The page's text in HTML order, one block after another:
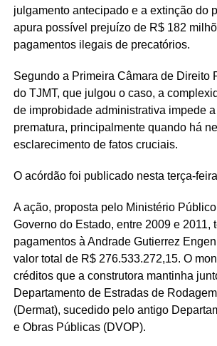
julgamento antecipado e a extinção do
apura possível prejuízo de R$ 182
pagamentos ilegais de precatórios.
Segundo a Primeira Câmara de Direito
do TJMT, que julgou o caso, a
de improbidade administrativa impede
prematura, principalmente quando há
esclarecimento de fatos cruciais.
O acórdão foi publicado nesta terça-
A ação, proposta pelo Ministério
Governo do Estado, entre 2009 e 2011,
pagamentos à Andrade Gutierrez
valor total de R$ 276.533.272,15. O
créditos que a construtora mantinha
Departamento de Estradas de
(Dermat), sucedido pelo antigo
e Obras Públicas (DVOP).